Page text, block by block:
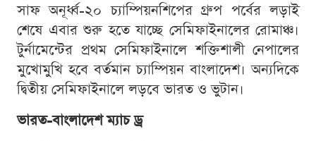
সাফ অনূর্ধ্ব-২০ চ্যাম্পিয়নশিপের গ্রুপ পর্বের লড়াই
শেষে এবার শুরু হতে যাচ্ছে সেমিফাইনালের রোমাঞ্চ।
টুর্নামেন্টের প্রথম সেমিফাইনালে শক্তিশালী নেপালের
মুখোমুখি হবে বর্তমান চ্যাম্পিয়ন বাংলাদেশ। অন্যদিকে
দ্বিতীয় সেমিফাইনালে লড়বে ভারত ও ভুটান।
ভারত-বাংলাদেশ ম্যাচ ড্র